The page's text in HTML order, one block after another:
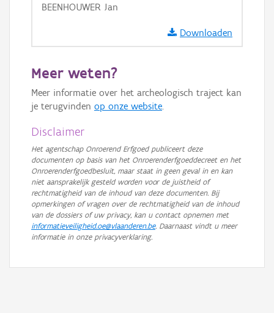
OSM-Basiskaart
GRB-Basiskaart
GRB-Basiskaart in grijswaarden
BEENHOUWER Jan
Downloaden
Meer weten?
Meer informatie over het archeologisch traject kan
je terugvinden op onze website.
Disclaimer
Het agentschap Onroerend Erfgoed publiceert deze
documenten op basis van het Onroerenderfgoeddecreet en het
Onroerenderfgoedbesluit, maar staat in geen geval in en kan
niet aansprakelijk gesteld worden voor de juistheid of
rechtmatigheid van de inhoud van deze documenten. Bij
opmerkingen of vragen over de rechtmatigheid van de inhoud
van de dossiers of uw privacy, kan u contact opnemen met
informatieveiligheid.oe@vlaanderen.be. Daarnaast vindt u meer
informatie in onze privacyverklaring.